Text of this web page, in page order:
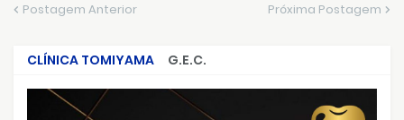
Postagem Anterior Próxima Postagem
CLÍNICA TOMIYAMA
G.E.C.
CRIMES QUE ABALARAM O BRASIL